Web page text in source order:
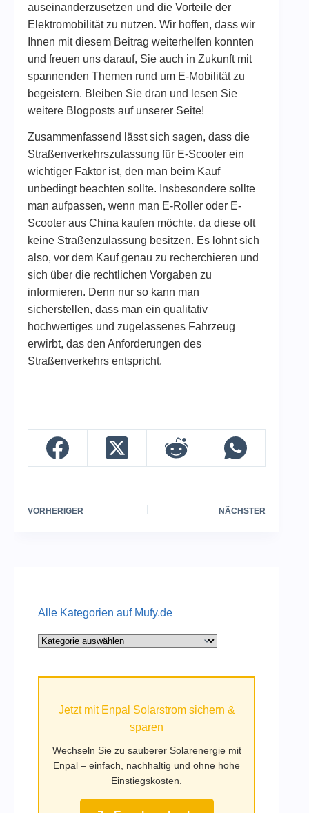
auseinanderzusetzen und die Vorteile der
Elektromobilität zu nutzen. Wir hoffen, dass wir
Ihnen mit diesem Beitrag weiterhelfen konnten
und freuen uns darauf, Sie auch in Zukunft mit
spannenden Themen rund um E-Mobilität zu
begeistern. Bleiben Sie dran und lesen Sie
weitere Blogposts auf unserer Seite!
Zusammenfassend lässt sich sagen, dass die
Straßenverkehrszulassung für E-Scooter ein
wichtiger Faktor ist, den man beim Kauf
unbedingt beachten sollte. Insbesondere sollte
man aufpassen, wenn man E-Roller oder E-
Scooter aus China kaufen möchte, da diese oft
keine Straßenzulassung besitzen. Es lohnt sich
also, vor dem Kauf genau zu recherchieren und
sich über die rechtlichen Vorgaben zu
informieren. Denn nur so kann man
sicherstellen, dass man ein qualitativ
hochwertiges und zugelassenes Fahrzeug
erwirbt, das den Anforderungen des
Straßenverkehrs entspricht.
VORHERIGER NÄCHSTER
Alle Kategorien auf Mufy.de
Alle
Jetzt mit Enpal Solarstrom sichern &
sparen
Wechseln Sie zu sauberer Solarenergie mit
Enpal – einfach, nachhaltig und ohne hohe
Einstiegskosten.